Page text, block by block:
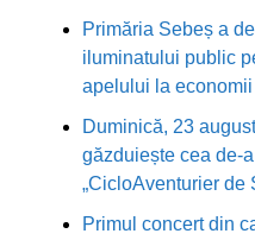
Primăria Sebeș a
iluminatului public
apelului la
Duminică, 23
găzduiește cea de-
„CicloAventurier de
Primul concert din